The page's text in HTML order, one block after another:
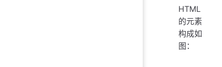
HTML
的元素
构成如
图：